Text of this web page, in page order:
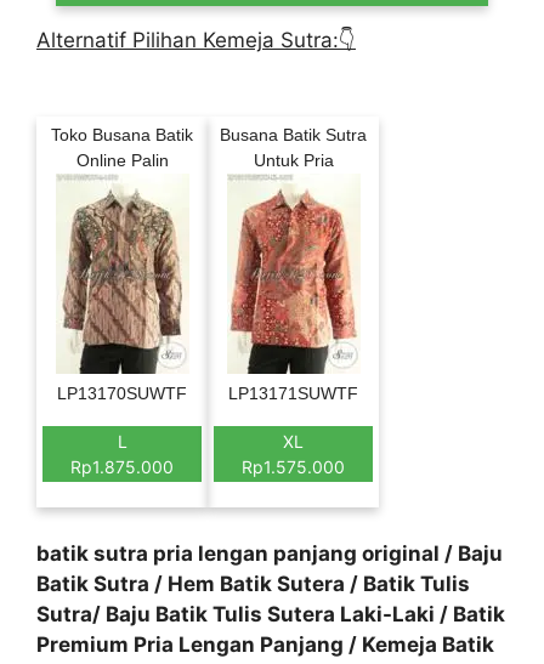
Alternatif Pilihan Kemeja Sutra:👇
Toko Busana Batik
Online Palin
LP13170SUWTF
L
Rp1.875.000
Busana Batik Sutra
Untuk Pria
LP13171SUWTF
XL
Rp1.575.000
batik sutra pria lengan panjang original / Baju
Batik Sutra / Hem Batik Sutera / Batik Tulis
Sutra/ Baju Batik Tulis Sutera Laki-Laki / Batik
Premium Pria Lengan Panjang / Kemeja Batik